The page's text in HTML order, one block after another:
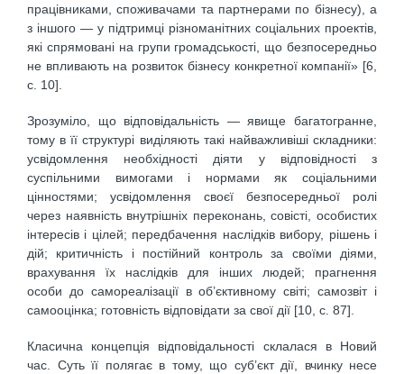
працівниками, споживачами та партнерами по бізнесу), а
з іншого — у підтримці різноманітних соціальних проектів,
які спрямовані на групи громадськості, що безпосередньо
не впливають на розвиток бізнесу конкретної компанії» [6,
с. 10].
Зрозуміло, що відповідальність — явище багатогранне,
тому в її структурі виділяють такі найважливіші складники:
усвідомлення необхідності діяти у відповідності з
суспільними вимогами і нормами як соціальними
цінностями; усвідомлення своєї безпосередньої ролі
через наявність внутрішніх переконань, совісті, особистих
інтересів і цілей; передбачення наслідків вибору, рішень і
дій; критичність і постійний контроль за своїми діями,
врахування їх наслідків для інших людей; прагнення
особи до самореалізації в об’єктивному світі; самозвіт і
самооцінка; готовність відповідати за свої дії [10, с. 87].
Класична концепція відповідальності склалася в Новий
час. Суть її полягає в тому, що суб’єкт дії, вчинку несе